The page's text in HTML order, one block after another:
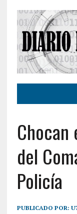
del
Policía
PUBLICADO POR: